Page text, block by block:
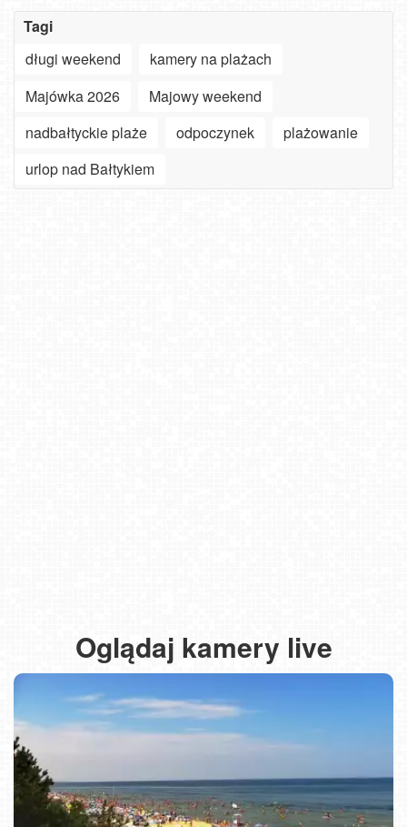
Tagi
długi weekend
kamery na plażach
Majówka 2026
Majowy weekend
nadbałtyckie plaże
odpoczynek
plażowanie
urlop nad Bałtykiem
Oglądaj kamery live